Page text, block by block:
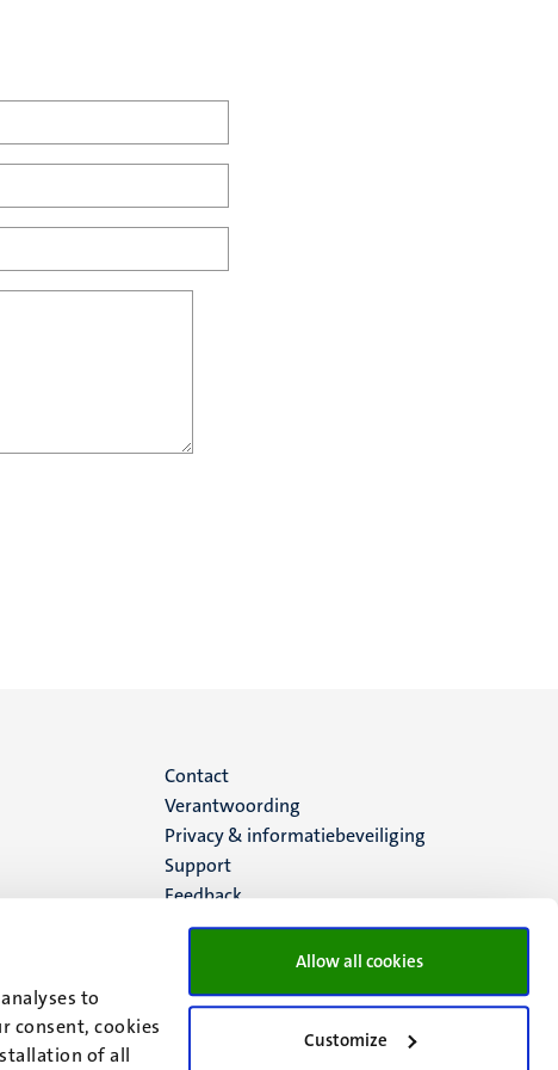
to
consent, cookies
of all
Allow all cookies
Customize
Menu
footer
(NL)
Contact
Verantwoording
Privacy & informatiebeveiliging
Support
Feedback